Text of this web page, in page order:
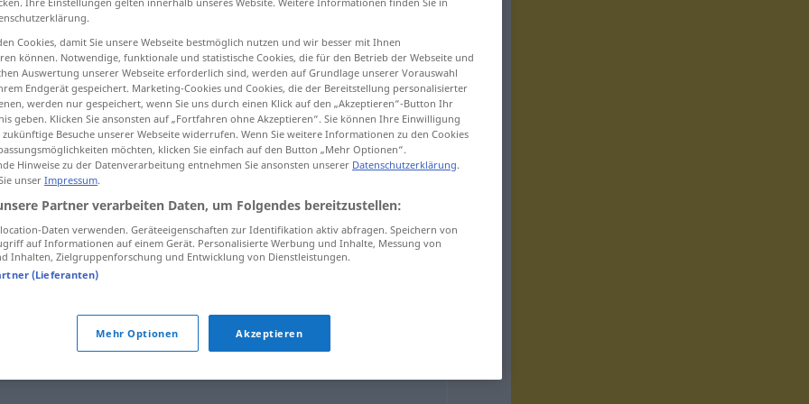
Müllmann
Müllmann UMG
Cookies, damit Sie unsere Webseite bestmöglich nutzen und wir besser mit Ihnen
können. Notwendige, funktionale und statistische Cookies, die für den Betrieb der Webseite und
Auswertung unserer Webseite erforderlich sind, werden auf Grundlage unserer Vorauswahl
Endgerät gespeichert. Marketing-Cookies und Cookies, die der Bereitstellung personalisierter
werden nur gespeichert, wenn Sie uns durch einen Klick auf den „Akzeptieren“-Button Ihr
geben. Klicken Sie ansonsten auf „Fortfahren ohne Akzeptieren“. Sie können Ihre Einwilligung
Besuche unserer Webseite widerrufen. Wenn Sie weitere Informationen zu den Cookies
möchten, klicken Sie einfach auf den Button „Mehr Optionen“.
Hinweise zu der Datenverarbeitung entnehmen Sie ansonsten unserer Datenschutzerklärung.
unser Impressum.
Partner verarbeiten Daten, um Folgendes bereitzustellen:
Daten verwenden. Geräteeigenschaften zur Identifikation aktiv abfragen. Speichern von
auf Informationen auf einem Gerät. Personalisierte Werbung und Inhalte, Messung von
Inhalten, Zielgruppenforschung und Entwicklung von Dienstleistungen.
(Lieferanten)
Mehr Optionen Akzeptieren